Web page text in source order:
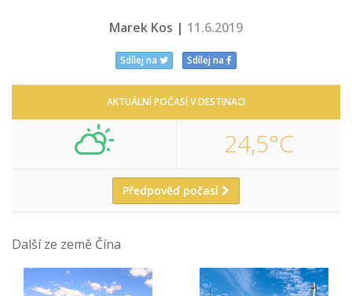
Marek Kos | 11.6.2019
Sdílej na Sdílej na
AKTUÁLNÍ POČASÍ V DESTINACI
24,5°C
Předpověď počasí
Další ze země Čína